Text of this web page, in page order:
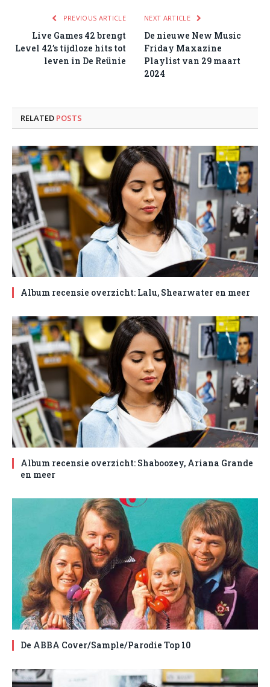
PREVIOUS ARTICLE
Live Games 42 brengt
Level 42’s tijdloze hits tot
leven in De Reünie
NEXT ARTICLE
De nieuwe New Music
Friday Maxazine
Playlist van 29 maart
2024
RELATED POSTS
Album recensie overzicht: Lalu, Shearwater en meer
Album recensie overzicht: Shaboozey, Ariana Grande
en meer
De ABBA Cover/Sample/Parodie Top 10